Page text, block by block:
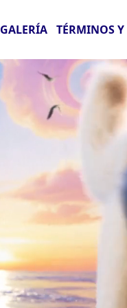
GALERÍA TÉRMINOS